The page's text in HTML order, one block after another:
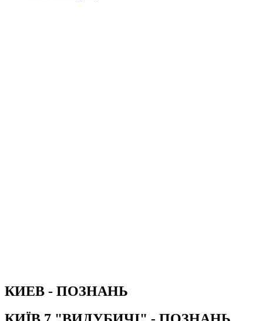
КИЕВ - ПОЗНАНЬ